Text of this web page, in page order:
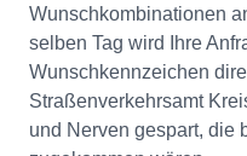
Wunschkombinationen
selben Tag wird Ihre
Wunschkennzeichen
Straßenverkehrsamt
und Nerven gespart, die